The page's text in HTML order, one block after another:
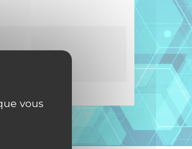
vous